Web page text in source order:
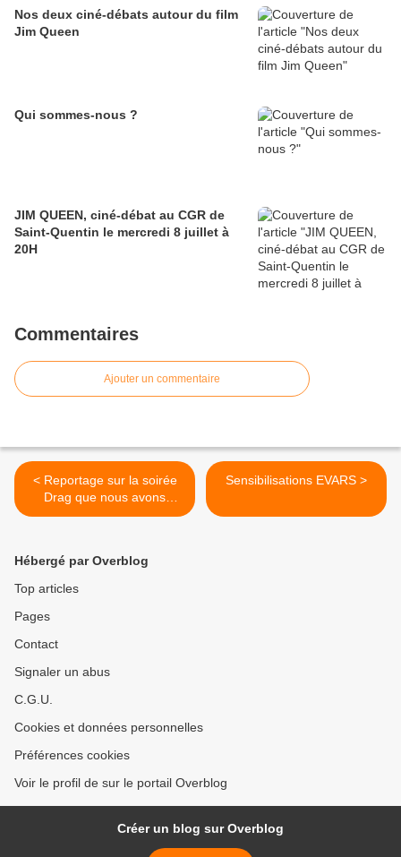
Nos deux ciné-débats autour du film
Jim Queen
Qui sommes-nous ?
JIM QUEEN, ciné-débat au CGR de
Saint-Quentin le mercredi 8 juillet à
20H
Commentaires
Ajouter un commentaire
< Reportage sur la soirée
Drag que nous avons
organisée au Centre social
Sensibilisations EVARS >
Hébergé par Overblog
Top articles
Pages
Contact
Signaler un abus
C.G.U.
Cookies et données personnelles
Préférences cookies
Voir le profil de sur le portail Overblog
Créer un blog sur Overblog